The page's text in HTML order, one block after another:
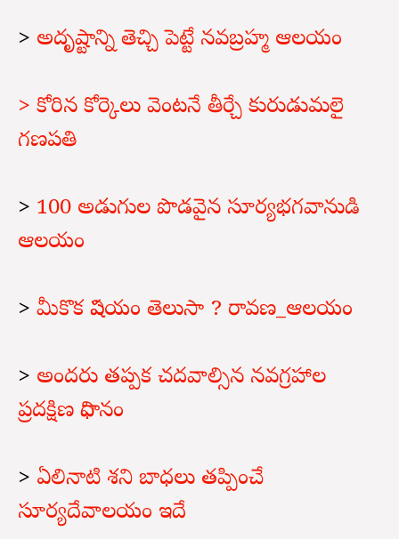
> అదృష్టాన్ని తెచ్చి పెట్టే నవబ్రహ్మ ఆలయం
> కోరిన కోర్కెలు వెంటనే తీర్చే కురుడుమలై
గణపతి
> 100 అడుగుల పొడవైన సూర్యభగవానుడి
ఆలయం
> మీకొక విషయం తెలుసా ? రావణ_ఆలయం
> అందరు తప్పక చదవాల్సిన నవగ్రహాల
ప్రదక్షిణ విధానం
> ఏలినాటి శని బాధలు తప్పించే
సూర్యదేవాలయం ఇదే